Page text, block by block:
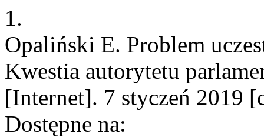
1.
Opaliński E. Problem
Kwestia autorytetu
[Internet]. 7 styczeń 2019
Dostępne na: